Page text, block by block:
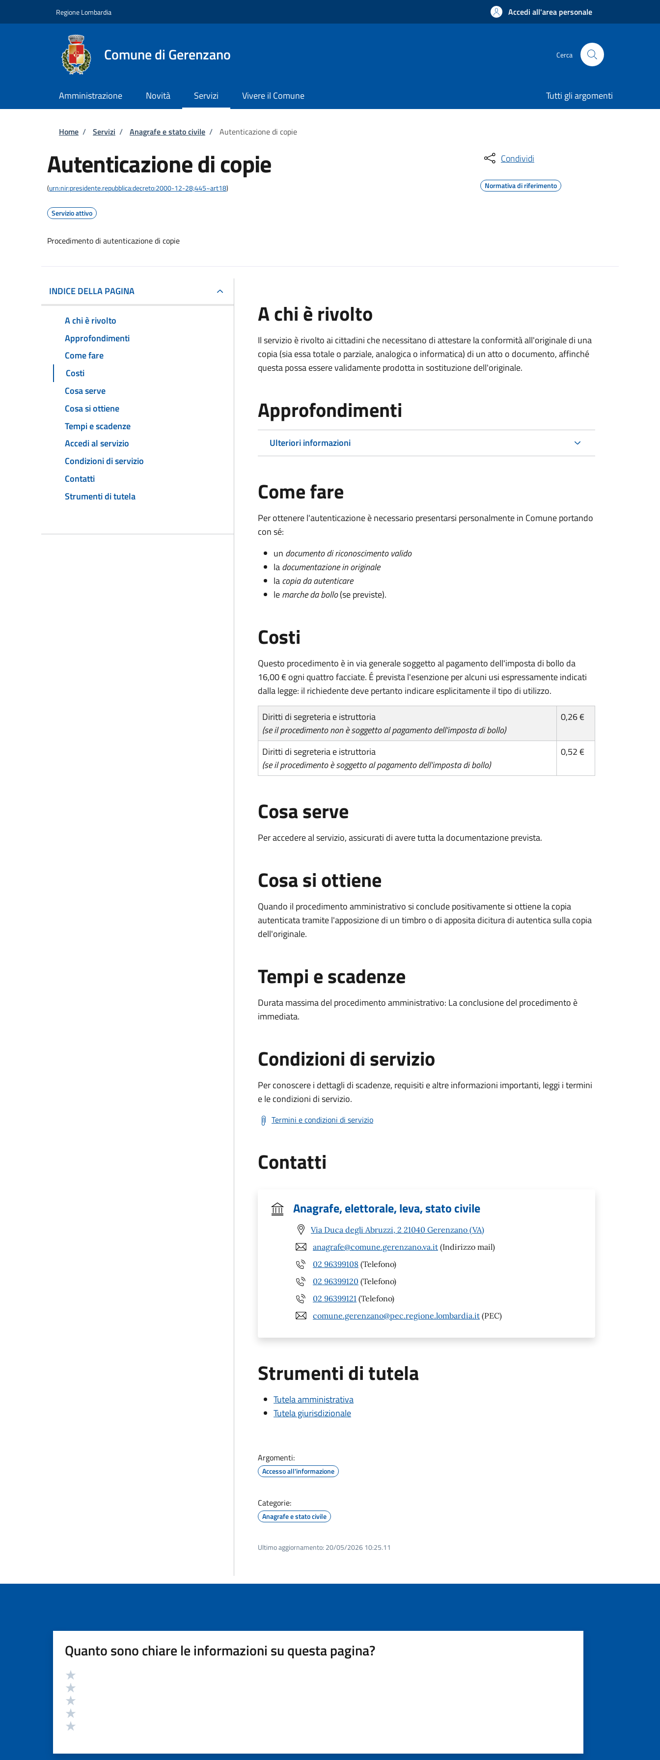
Regione Lombardia Accedi all'area personale
Comune di Gerenzano Cerca
Amministrazione Novità Servizi Vivere il Comune Tutti gli argomenti
Briciole di pane
Home / Servizi / Anagrafe e stato civile / Autenticazione di copie
Autenticazione di copie
(urn:nir:presidente.repubblica:decreto:2000-12-28;445~art18)
Servizio attivo
Procedimento di autenticazione di copie
Condividi
Normativa di riferimento
INDICE DELLA PAGINA
A chi è rivolto
Approfondimenti
Come fare
Costi
Cosa serve
Cosa si ottiene
Tempi e scadenze
Accedi al servizio
Condizioni di servizio
Contatti
Strumenti di tutela
A chi è rivolto
Il servizio è rivolto ai cittadini che necessitano di attestare la conformità all'originale di una
copia (sia essa totale o parziale, analogica o informatica) di un atto o documento, affinché
questa possa essere validamente prodotta in sostituzione dell'originale.
Approfondimenti
Ulteriori informazioni
Come fare
Per ottenere l'autenticazione è necessario presentarsi personalmente in Comune portando
con sé:
un documento di riconoscimento valido
ladocumentazione in originale
lacopia da autenticare
lemarche da bollo(se previste).
Costi
Questo procedimento è in via generale soggetto al pagamento dell'imposta di bollo da
16,00 € ogni quattro facciate. É prevista l'esenzione per alcuni usi espressamente indicati
dalla legge: il richiedente deve pertanto indicare esplicitamente il tipo di utilizzo.
Diritti di segreteria e istruttoria
(se il procedimento non è soggetto al pagamento dell'imposta di bollo)
0,26 €
Diritti di segreteria e istruttoria
(se il procedimento è soggetto al pagamento dell'imposta di bollo)
0,52 €
Cosa serve
Per accedere al servizio, assicurati di avere tutta la documentazione prevista.
Cosa si ottiene
Quando il procedimento amministrativo si conclude positivamente si ottiene la copia
autenticata tramite l'apposizione di un timbro o di apposita dicitura di autentica sulla copia
dell'originale.
Tempi e scadenze
Durata massima del procedimento amministrativo: La conclusione del procedimento è
immediata.
Condizioni di servizio
Per conoscere i dettagli di scadenze, requisiti e altre informazioni importanti, leggi i termini
e le condizioni di servizio.
Termini e condizioni di servizio
Contatti
Anagrafe, elettorale, leva, stato civile
Via Duca degli Abruzzi, 2 21040 Gerenzano (VA)
anagrafe@comune.gerenzano.va.it (Indirizzo mail)
02 96399108 (Telefono)
02 96399120 (Telefono)
02 96399121 (Telefono)
comune.gerenzano@pec.regione.lombardia.it (PEC)
Strumenti di tutela
Tutela amministrativa
Tutela giurisdizionale
Argomenti:
Accesso all'informazione
Categorie:
Anagrafe e stato civile
Ultimo aggiornamento: 20/05/2026 10:25.11
Quanto sono chiare le informazioni su questa pagina?
Valutazione